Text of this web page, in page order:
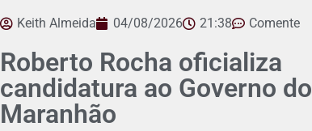
Keith Almeida 04/08/2026 21:38 Comente
Roberto Rocha oficializa
candidatura ao Governo do
Maranhão